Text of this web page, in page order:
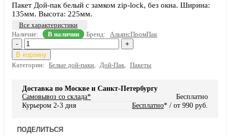
Пакет Дой-пак белый с замком zip-lock, без окна. Ширина:
135мм. Высота: 225мм.
Все характеристики
Наличие:
В наличии Бренд:
АльянсПромПак
-
+
В корзину
Категории: Белые дой-паки Дой-Пак Пакеты
Доставка по Москве и Санкт-Петербургу
Самовывоз со склада*
Бесплатно
Курьером 2-3 дня
Бесплатно* / от 990 руб.
ПОДЕЛИТЬСЯ